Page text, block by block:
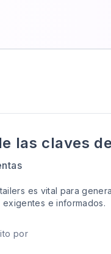
las claves
es vital para
exigentes e informados.
por